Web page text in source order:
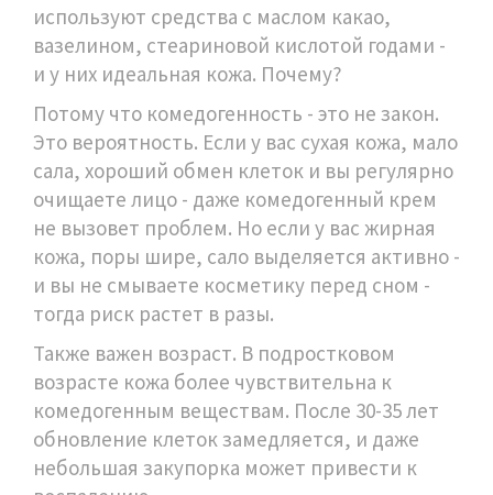
используют средства с маслом какао,
вазелином, стеариновой кислотой годами -
и у них идеальная кожа. Почему?
Потому что комедогенность - это не закон.
Это вероятность. Если у вас сухая кожа, мало
сала, хороший обмен клеток и вы регулярно
очищаете лицо - даже комедогенный крем
не вызовет проблем. Но если у вас жирная
кожа, поры шире, сало выделяется активно -
и вы не смываете косметику перед сном -
тогда риск растет в разы.
Также важен возраст. В подростковом
возрасте кожа более чувствительна к
комедогенным веществам. После 30-35 лет
обновление клеток замедляется, и даже
небольшая закупорка может привести к